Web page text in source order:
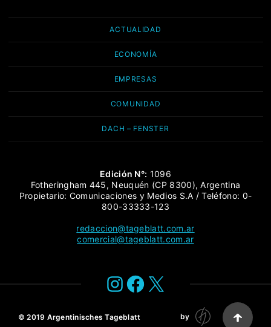
ACTUALIDAD
ECONOMÍA
EMPRESAS
COMUNIDAD
DACH – FENSTER
Edición N°: 1096
Fotheringham 445, Neuquén (CP 8300), Argentina
Propietario: Comunicaciones y Medios S.A / Teléfono: 0-
800-33333-123
redaccion@tageblatt.com.ar
comercial@tageblatt.com.ar
Instagram
Facebook
X
© 2019 Argentinisches Tageblatt by